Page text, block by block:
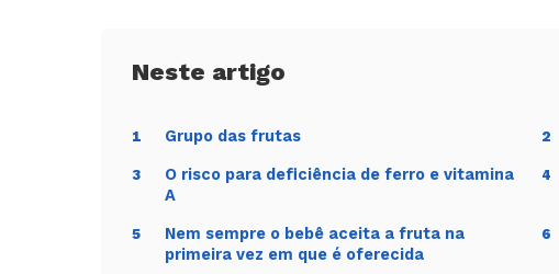
1 Grupo das frutas 2
3
O risco para deficiência de ferro e vitamina
A
4
5
Nem sempre o bebê aceita a fruta na
primeira vez em que é oferecida
6